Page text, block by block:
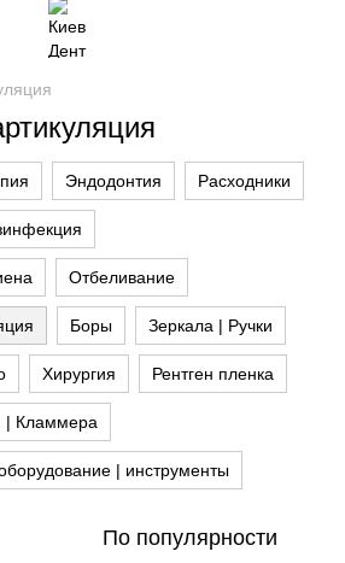
Эндодонтия Расходники
Отбеливание
Боры Зеркала | Ручки
Хирургия Рентген пленка
| Кламмера
| инструменты
По популярности